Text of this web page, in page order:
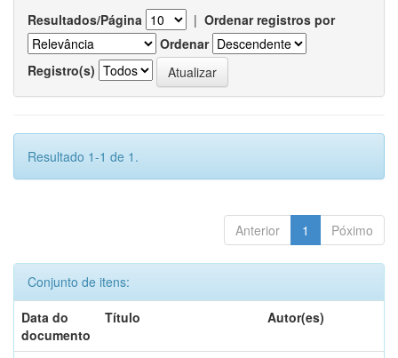
Resultados/Página | Ordenar registros por
Ordenar
Registro(s)
Resultado 1-1 de 1.
Anterior 1 Póximo
Conjunto de itens:
Data do
documento
Título Autor(es)